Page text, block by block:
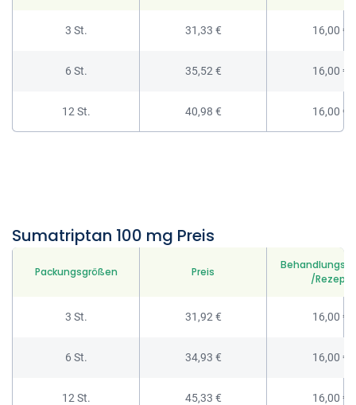
3 St. 31,33 € 16,00 €
6 St. 35,52 € 16,00 €
12 St. 40,98 € 16,00 €
Sumatriptan 100 mg Preis
Packungsgrößen Preis
/Rezept
3 St. 31,92 € 16,00 €
6 St. 34,93 € 16,00 €
12 St. 45,33 € 16,00 €